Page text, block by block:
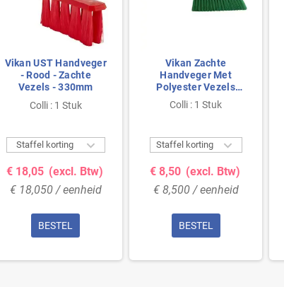
Vikan UST Handveger
- Rood - Zachte
Vezels - 330mm
Colli : 1 Stuk
Staffel korting 
€ 18,05 (excl. Btw)
€ 18,050 / eenheid
BESTEL
Vikan Zachte
Handveger Met
Polyester Vezels
330x35x110mm
Groen
Colli : 1 Stuk
Staffel korting 
€ 8,50 (excl. Btw)
€ 8,500 / eenheid
BESTEL